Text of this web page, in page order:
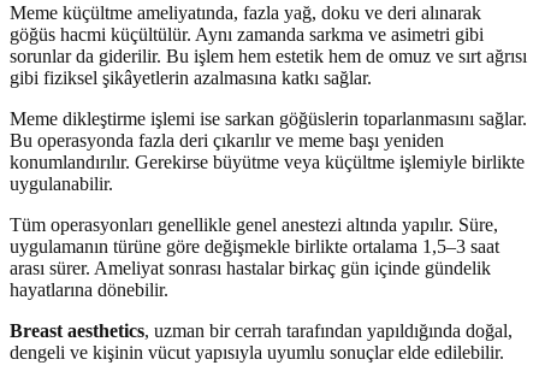
Meme küçültme ameliyatında, fazla yağ, doku ve deri alınarak
göğüs hacmi küçültülür. Aynı zamanda sarkma ve asimetri gibi
sorunlar da giderilir. Bu işlem hem estetik hem de omuz ve sırt ağrısı
gibi fiziksel şikâyetlerin azalmasına katkı sağlar.
Meme dikleştirme işlemi ise sarkan göğüslerin toparlanmasını sağlar.
Bu operasyonda fazla deri çıkarılır ve meme başı yeniden
konumlandırılır. Gerekirse büyütme veya küçültme işlemiyle birlikte
uygulanabilir.
Tüm operasyonları genellikle genel anestezi altında yapılır. Süre,
uygulamanın türüne göre değişmekle birlikte ortalama 1,5–3 saat
arası sürer. Ameliyat sonrası hastalar birkaç gün içinde gündelik
hayatlarına dönebilir.
Breast aesthetics, uzman bir cerrah tarafından yapıldığında doğal,
dengeli ve kişinin vücut yapısıyla uyumlu sonuçlar elde edilebilir.